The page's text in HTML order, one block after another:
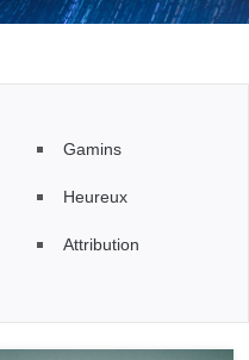
Gamins
Heureux
Attribution